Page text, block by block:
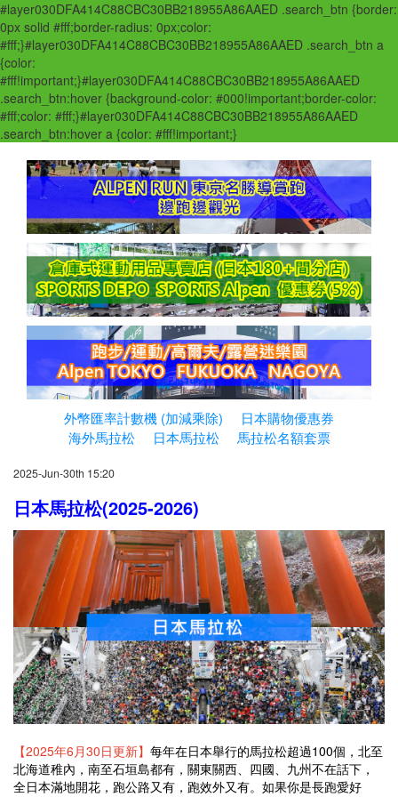
#layer030DFA414C88CBC30BB218955A86AAED .search_btn {border:
0px solid #fff;border-radius: 0px;color:
#fff;}#layer030DFA414C88CBC30BB218955A86AAED .search_btn a
{color:
#fff!important;}#layer030DFA414C88CBC30BB218955A86AAED
.search_btn:hover {background-color: #000!important;border-color:
#fff;color: #fff;}#layer030DFA414C88CBC30BB218955A86AAED
.search_btn:hover a {color: #fff!important;}
外幣匯率計數機 (加減乘除)
日本購物優惠券
海外馬拉松
日本馬拉松 馬拉松名額套票
2025-Jun-30th 15:20
日本馬拉松(2025-2026)
【2025年6月30日更新】 每年在日本舉行的馬拉松超過100個，北至
北海道稚內，南至石垣島都有，關東關西、四國、九州不在話下，
全日本滿地開花，跑公路又有，跑效外又有。如果你是長跑愛好